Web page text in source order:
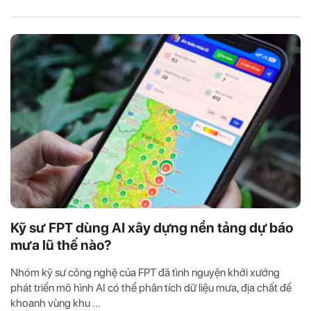
Kỹ sư FPT dùng AI xây dựng nền tảng dự báo
mưa lũ thế nào?
Nhóm kỹ sư công nghệ của FPT đã tình nguyện khởi xướng
phát triển mô hình AI có thể phân tích dữ liệu mưa, địa chất để
khoanh vùng khu ...